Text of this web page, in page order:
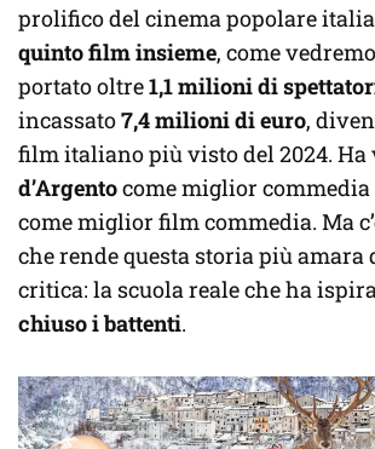
prolifico del cinema popolare
quinto film insieme, come
portato oltre1,1 milioni di
incassato7,4 milioni di euro,
film italiano più visto del 2024.
d’Argentocome miglior commedia
come miglior film commedia. Ma
che rende questa storia più amara
critica: la scuola reale che ha
chiuso i battenti.